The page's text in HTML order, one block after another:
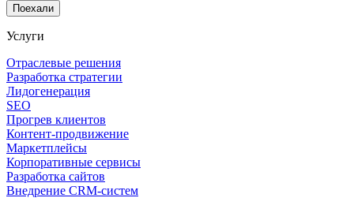
Поехали
Услуги
Отраслевые решения
Разработка стратегии
Лидогенерация
SEO
Прогрев клиентов
Контент-продвижение
Маркетплейсы
Корпоративные сервисы
Разработка сайтов
Внедрение CRM-систем